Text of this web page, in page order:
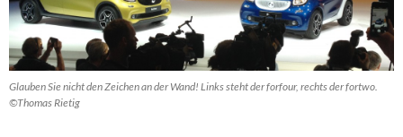
Glauben Sie nicht den Zeichen an der Wand! Links steht der forfour, rechts der fortwo.
©Thomas Rietig